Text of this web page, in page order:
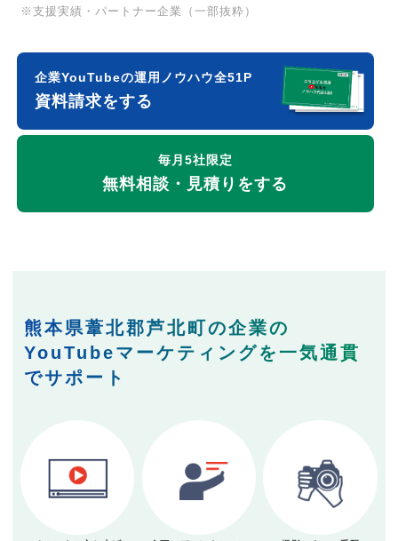
※支援実績・パートナー企業（一部抜粋）
企業YouTubeの運用ノウハウ全51P
資料請求をする
毎月5社限定
無料相談・見積りをする
熊本県葦北郡芦北町の企業の
YouTubeマーケティングを一気通貫
でサポート